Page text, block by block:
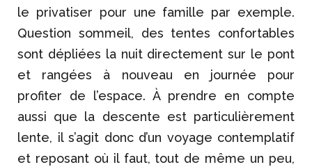
le privatiser pour une famille par exemple.
Question sommeil, des tentes confortables
sont dépliées la nuit directement sur le pont
et rangées à nouveau en journée pour
profiter de l’espace. À prendre en compte
aussi que la descente est particulièrement
lente, il s’agit donc d’un voyage contemplatif
et reposant où il faut, tout de même un peu,